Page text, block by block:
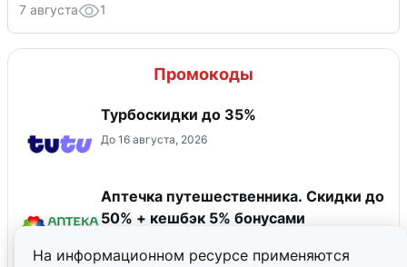
На информационном ресурсе применяются
7 августа 1
Промокоды
Турбоскидки до 35%
До 16 августа, 2026
Аптечка путешественника. Скидки до
50% + кешбэк 5% бонусами